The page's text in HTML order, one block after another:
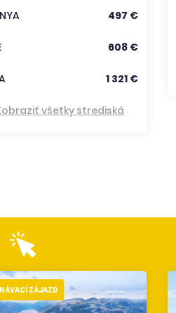
497 €
608 €
1 321 €
všetky strediská
ZÁJAZD